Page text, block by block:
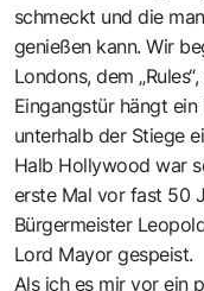
schmeckt und die
genießen kann. Wir
Londons, dem
Eingangstür hängt
unterhalb der Stiege
Halb Hollywood war
erste Mal vor fast 50
Bürgermeister
Lord Mayor gespeist.
Als ich es mir vor ein